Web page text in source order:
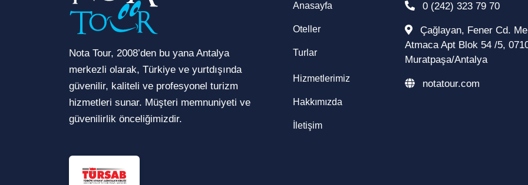
Nota Tour, 2008’den bu yana Antalya
merkezli olarak, Türkiye ve yurtdışında
güvenilir, kaliteli ve profesyonel turizm
hizmetleri sunar. Müşteri memnuniyeti ve
güvenilirlik önceliğimizdir.
Anasayfa
Oteller
Turlar
Hizmetlerimiz
Hakkımızda
İletişim
0 (242) 323 79 70
Çağlayan, Fener Cd.
Atmaca Apt Blok 54 /5,
Muratpaşa/Antalya
notatour.com